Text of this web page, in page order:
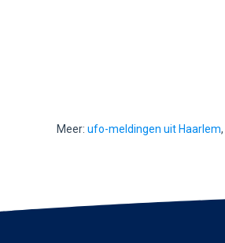
Meer: ufo-meldingen uit Haarlem,